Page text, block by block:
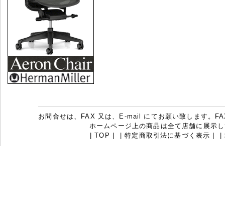
お問合せは、FAX 又は、E-mail にてお願い致します。
ホームページ上の商品は全て店舗に展示
|TOP |特定商取引法に基づく表示 |